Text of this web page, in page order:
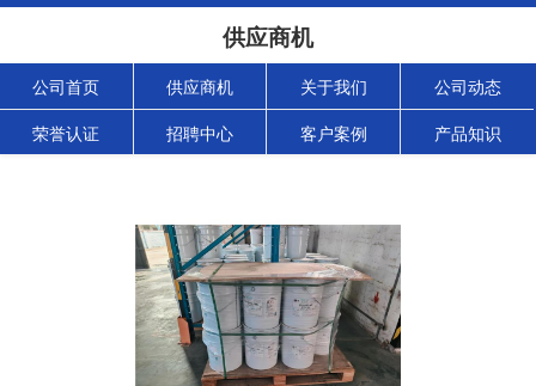
供应商机
公司首页 供应商机 关于我们 公司动态
荣誉认证 招聘中心 客户案例 产品知识